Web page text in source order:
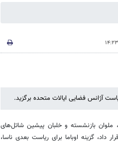
آژانس فضایی ایالات متحده برگزید.
ملوان بازنشسته و خلبان پیشین شاتل‌های
در سال 1369/1990 در مدار زمین قرار داد، گزینه اوباما برای ریاست بعدی ناسا،